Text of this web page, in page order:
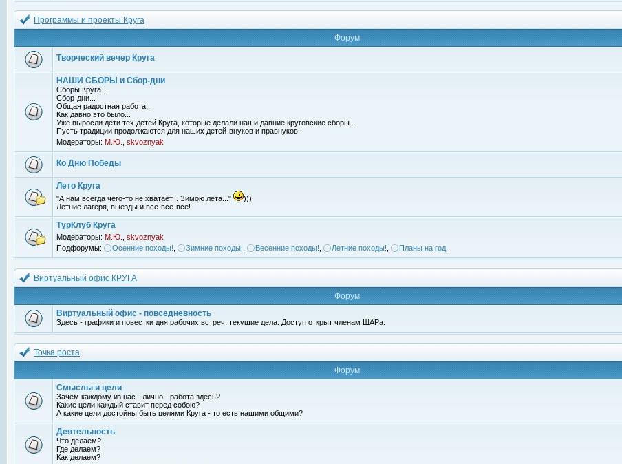
Программы и проекты Круга
Форум
Творческий вечер Круга
НАШИ СБОРЫ и Сбор-дни
Сборы Круга...
Сбор-дни...
Общая радостная работа...
Как давно это было...
Уже выросли дети тех детей Круга, которые делали наши давние круговские сборы...
Пусть традиции продолжаются для наших детей-внуков и правнуков!
Модераторы: М.Ю. skvoznyak
Ко Дню Победы
Лето Круга
"А нам всегда чего-то не хватает... Зимою лета..."
)))
Летние лагеря, выезды и все-все-все!
ТурКлуб Круга
Модераторы: М.Ю.
skvoznyak
Подфорумы:
Осенние походы! Зимние походы! Весенние походы! Летние походы! Планы на год.
Виртуальный офис КРУГА
Форум
Виртуальный офис - повседневность
Здесь - графики и повестки дня рабочих встреч, текущие дела. Доступ открыт членам ШАРа.
Точка роста
Форум
Смыслы и цели
Зачем каждому из нас - лично - работа здесь?
Какие цели каждый ставит перед собою?
А какие цели достойны быть целями Круга - то есть нашими общими?
Деятельность
Что делаем?
Где делаем?
Как делаем?